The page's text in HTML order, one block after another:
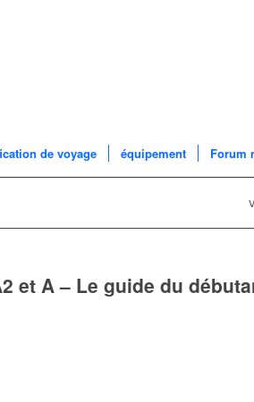
de voyage équipement Forum
et A – Le guide du